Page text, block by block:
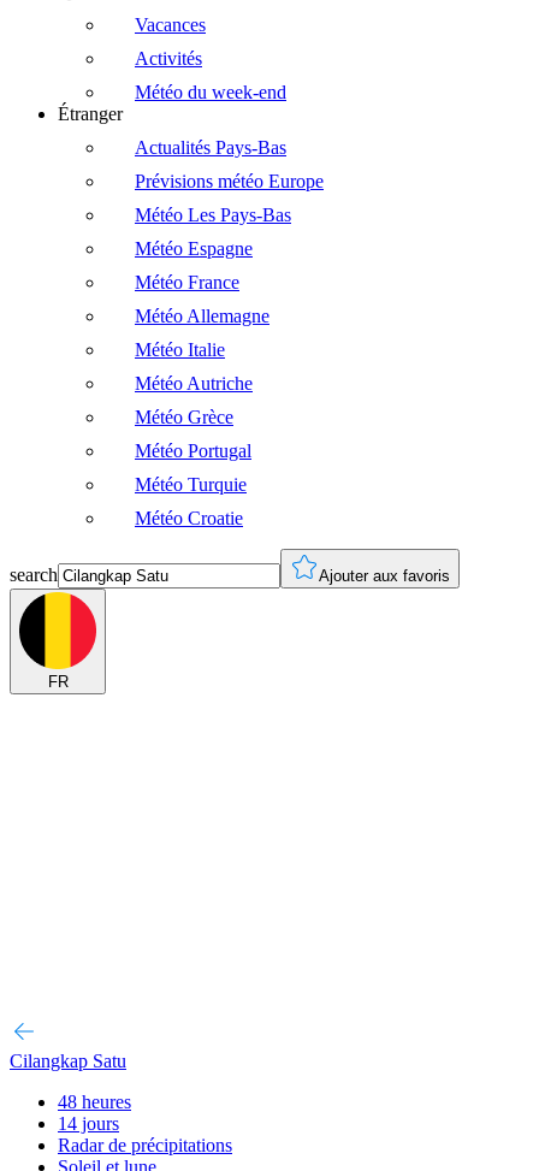
Vacances
Activités
Météo du week-end
Étranger
Actualités Pays-Bas
Prévisions météo Europe
Météo Les Pays-Bas
Météo Espagne
Météo France
Météo Allemagne
Météo Italie
Météo Autriche
Météo Grèce
Météo Portugal
Météo Turquie
Météo Croatie
search Ajouter aux favoris
FR
Cilangkap Satu
48 heures
14 jours
Radar de précipitations
Soleil et lune